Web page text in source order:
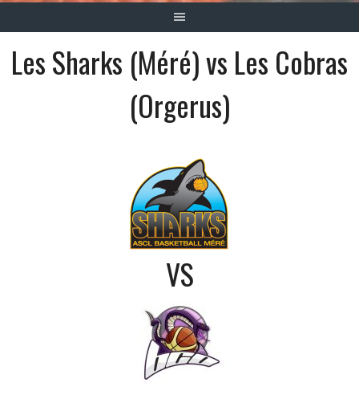
Les Sharks (Méré) vs Les Cobras
(Orgerus)
VS